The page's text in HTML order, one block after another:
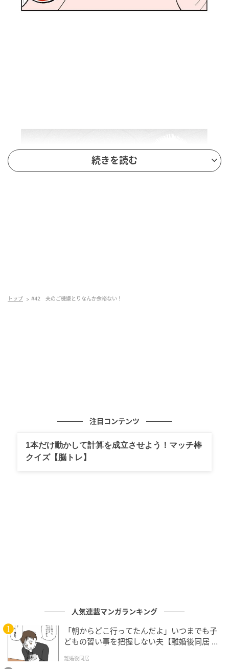
続きを読む
トップ #42 夫のご機嫌とりなんか余裕ない！
注目コンテンツ
1本だけ動かして計算を成立させよう！マッチ棒
クイズ【脳トレ】
人気連載マンガランキング
「朝からどこ行ってたんだよ」いつまでも子
どもの習い事を把握しない夫【離婚後同居 Vo
離婚後同居